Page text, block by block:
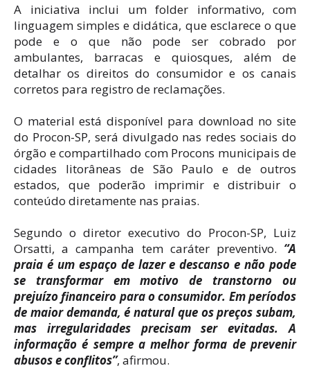
A iniciativa inclui um folder informativo, com
linguagem simples e didática, que esclarece o que
pode e o que não pode ser cobrado por
ambulantes, barracas e quiosques, além de
detalhar os direitos do consumidor e os canais
corretos para registro de reclamações.
O material está disponível para download no site
do Procon-SP, será divulgado nas redes sociais do
órgão e compartilhado com Procons municipais de
cidades litorâneas de São Paulo e de outros
estados, que poderão imprimir e distribuir o
conteúdo diretamente nas praias.
Segundo o diretor executivo do Procon-SP, Luiz
Orsatti, a campanha tem caráter preventivo. “A
praia é um espaço de lazer e descanso e não pode
se transformar em motivo de transtorno ou
prejuízo financeiro para o consumidor. Em períodos
de maior demanda, é natural que os preços subam,
mas irregularidades precisam ser evitadas. A
informação é sempre a melhor forma de prevenir
abusos e conflitos”, afirmou.